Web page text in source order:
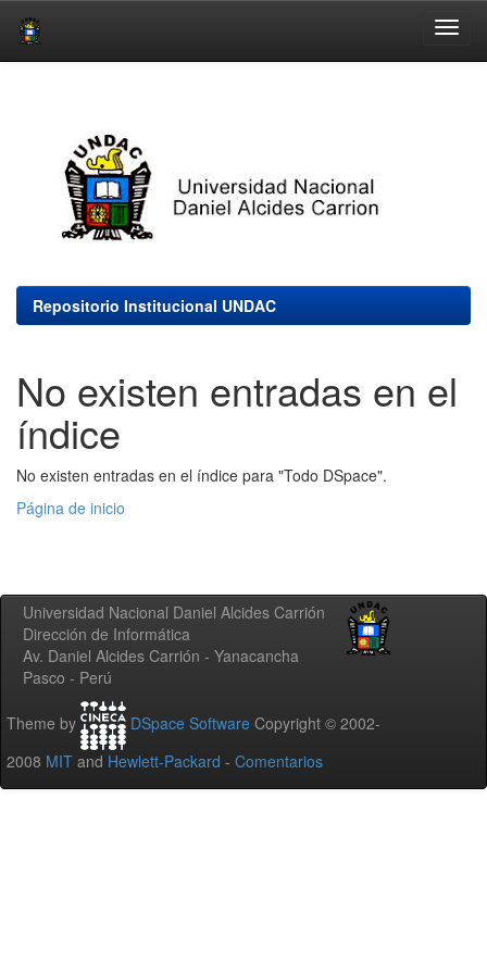
Repositorio Institucional UNDAC
No existen entradas en el
índice
No existen entradas en el índice para "Todo DSpace".
Página de inicio
Universidad Nacional Daniel Alcides Carrión
Dirección de Informática
Av. Daniel Alcides Carrión - Yanacancha
Pasco - Perú
Theme by DSpace Software Copyright © 2002-
2008 MIT and Hewlett-Packard - Comentarios